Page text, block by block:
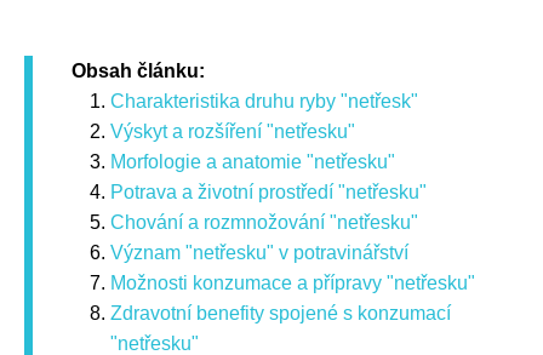
Obsah článku:
Charakteristika druhu ryby "netřesk"
Výskyt a rozšíření "netřesku"
Morfologie a anatomie "netřesku"
Potrava a životní prostředí "netřesku"
Chování a rozmnožování "netřesku"
Význam "netřesku" v potravinářství
Možnosti konzumace a přípravy "netřesku"
Zdravotní benefity spojené s konzumací
"netřesku"